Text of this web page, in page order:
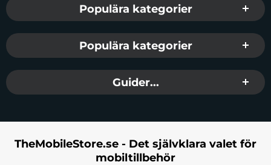
Populära kategorier
Populära kategorier
Guider...
TheMobileStore.se - Det självklara valet för
mobiltillbehör